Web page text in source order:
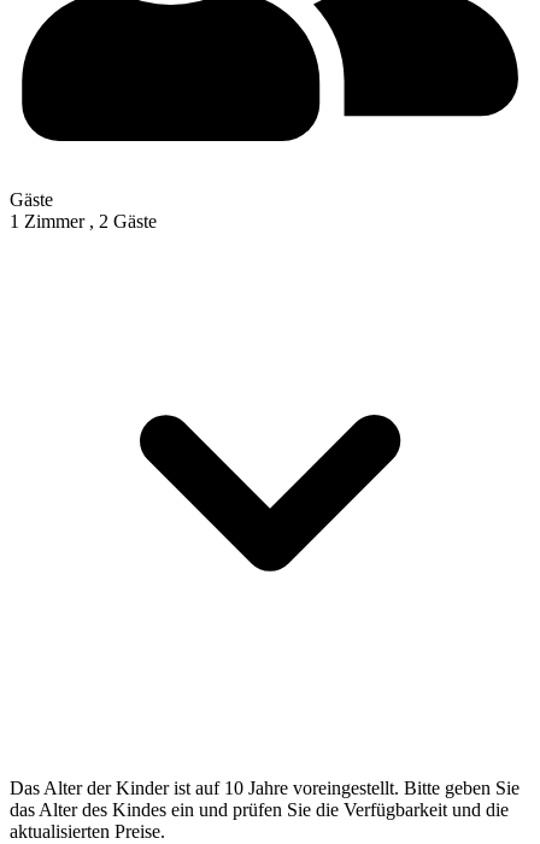
Gäste
1 Zimmer , 2 Gäste
Das Alter der Kinder ist auf 10 Jahre voreingestellt. Bitte geben Sie
das Alter des Kindes ein und prüfen Sie die Verfügbarkeit und die
aktualisierten Preise.